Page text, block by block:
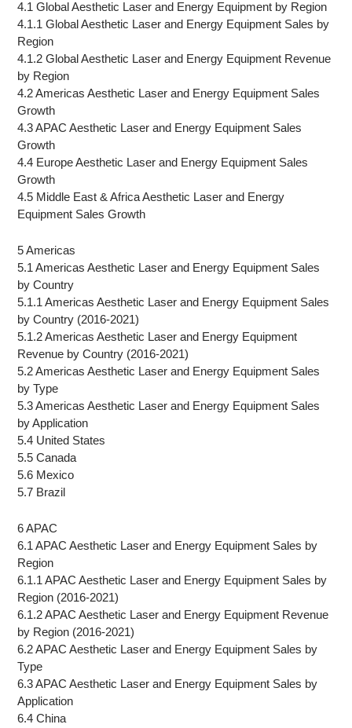
4.1 Global Aesthetic Laser and Energy Equipment by Region
4.1.1 Global Aesthetic Laser and Energy Equipment Sales by
Region
4.1.2 Global Aesthetic Laser and Energy Equipment Revenue
by Region
4.2 Americas Aesthetic Laser and Energy Equipment Sales
Growth
4.3 APAC Aesthetic Laser and Energy Equipment Sales
Growth
4.4 Europe Aesthetic Laser and Energy Equipment Sales
Growth
4.5 Middle East & Africa Aesthetic Laser and Energy
Equipment Sales Growth
5 Americas
5.1 Americas Aesthetic Laser and Energy Equipment Sales
by Country
5.1.1 Americas Aesthetic Laser and Energy Equipment Sales
by Country (2016-2021)
5.1.2 Americas Aesthetic Laser and Energy Equipment
Revenue by Country (2016-2021)
5.2 Americas Aesthetic Laser and Energy Equipment Sales
by Type
5.3 Americas Aesthetic Laser and Energy Equipment Sales
by Application
5.4 United States
5.5 Canada
5.6 Mexico
5.7 Brazil
6 APAC
6.1 APAC Aesthetic Laser and Energy Equipment Sales by
Region
6.1.1 APAC Aesthetic Laser and Energy Equipment Sales by
Region (2016-2021)
6.1.2 APAC Aesthetic Laser and Energy Equipment Revenue
by Region (2016-2021)
6.2 APAC Aesthetic Laser and Energy Equipment Sales by
Type
6.3 APAC Aesthetic Laser and Energy Equipment Sales by
Application
6.4 China